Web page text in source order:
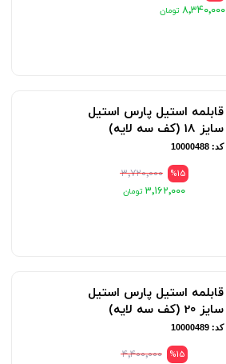
۸٬۳۴۰٬۰۰۰
قابلمه استیل پارس استیل
سایز 18 (کف سه لایه)
کد: 10000488
%15 ۳٬۷۲۰٬۰۰۰
۳٬۱۶۲٬۰۰۰
قابلمه استیل پارس استیل
سایز 20 (کف سه لایه)
کد: 10000489
%15 ۴٬۴۰۰٬۰۰۰